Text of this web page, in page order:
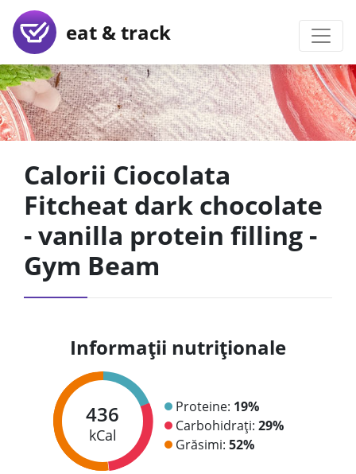
eat & track
Calorii Ciocolata
Fitcheat dark chocolate
- vanilla protein filling -
Gym Beam
Informații nutriționale
436
kCal
Proteine: 19%
Carbohidrați: 29%
Grăsimi: 52%